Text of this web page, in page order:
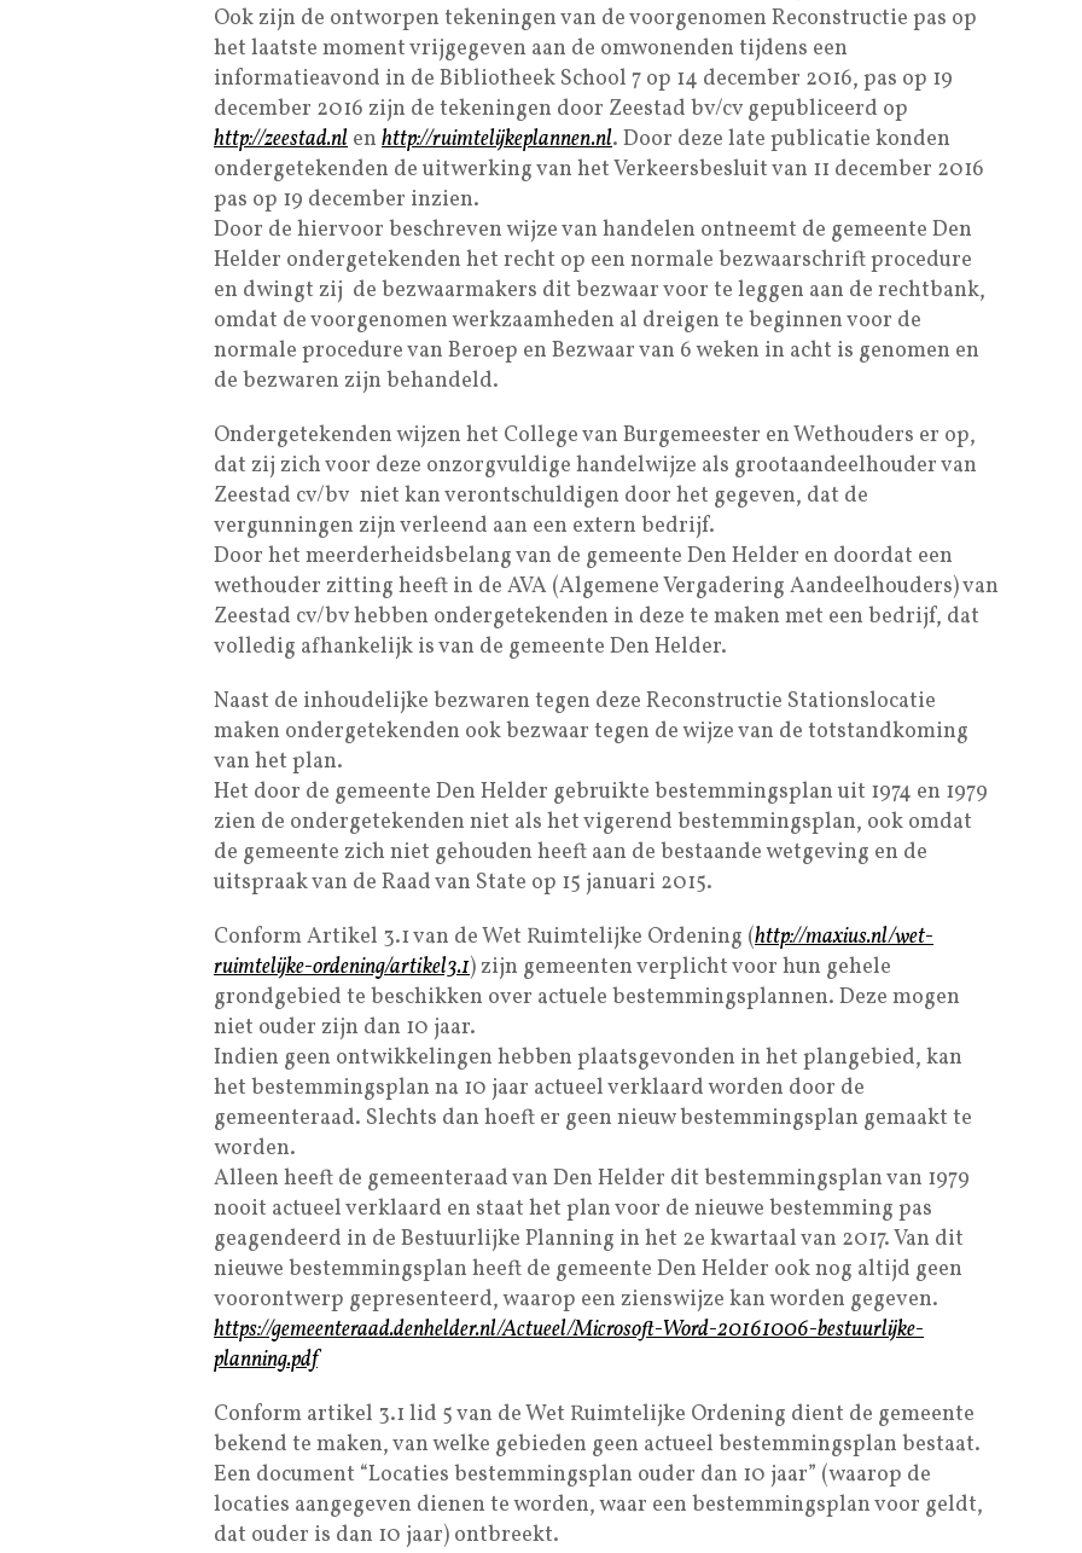
Ook zijn de ontworpen tekeningen van de voorgenomen Reconstructie pas op
het laatste moment vrijgegeven aan de omwonenden tijdens een
informatieavond in de Bibliotheek School 7 op 14 december 2016, pas op 19
december 2016 zijn de tekeningen door Zeestad bv/cv gepubliceerd op
http://zeestad.nl en http://ruimtelijkeplannen.nl. Door deze late publicatie konden
ondergetekenden de uitwerking van het Verkeersbesluit van 11 december 2016
pas op 19 december inzien.
Door de hiervoor beschreven wijze van handelen ontneemt de gemeente Den
Helder ondergetekenden het recht op een normale bezwaarschrift procedure
en dwingt zij de bezwaarmakers dit bezwaar voor te leggen aan de rechtbank,
omdat de voorgenomen werkzaamheden al dreigen te beginnen voor de
normale procedure van Beroep en Bezwaar van 6 weken in acht is genomen en
de bezwaren zijn behandeld.
Ondergetekenden wijzen het College van Burgemeester en Wethouders er op,
dat zij zich voor deze onzorgvuldige handelwijze als grootaandeelhouder van
Zeestad cv/bv niet kan verontschuldigen door het gegeven, dat de
vergunningen zijn verleend aan een extern bedrijf.
Door het meerderheidsbelang van de gemeente Den Helder en doordat een
wethouder zitting heeft in de AVA (Algemene Vergadering Aandeelhouders) van
Zeestad cv/bv hebben ondergetekenden in deze te maken met een bedrijf, dat
volledig afhankelijk is van de gemeente Den Helder.
Naast de inhoudelijke bezwaren tegen deze Reconstructie Stationslocatie
maken ondergetekenden ook bezwaar tegen de wijze van de totstandkoming
van het plan.
Het door de gemeente Den Helder gebruikte bestemmingsplan uit 1974 en 1979
zien de ondergetekenden niet als het vigerend bestemmingsplan, ook omdat
de gemeente zich niet gehouden heeft aan de bestaande wetgeving en de
uitspraak van de Raad van State op 15 januari 2015.
Conform Artikel 3.1 van de Wet Ruimtelijke Ordening (http://maxius.nl/wet-
ruimtelijke-ordening/artikel3.1) zijn gemeenten verplicht voor hun gehele
grondgebied te beschikken over actuele bestemmingsplannen. Deze mogen
niet ouder zijn dan 10 jaar.
Indien geen ontwikkelingen hebben plaatsgevonden in het plangebied, kan
het bestemmingsplan na 10 jaar actueel verklaard worden door de
gemeenteraad. Slechts dan hoeft er geen nieuw bestemmingsplan gemaakt te
worden.
Alleen heeft de gemeenteraad van Den Helder dit bestemmingsplan van 1979
nooit actueel verklaard en staat het plan voor de nieuwe bestemming pas
geagendeerd in de Bestuurlijke Planning in het 2e kwartaal van 2017. Van dit
nieuwe bestemmingsplan heeft de gemeente Den Helder ook nog altijd geen
voorontwerp gepresenteerd, waarop een zienswijze kan worden gegeven.
https://gemeenteraad.denhelder.nl/Actueel/Microsoft-Word-20161006-bestuurlijke-
planning.pdf
Conform artikel 3.1 lid 5 van de Wet Ruimtelijke Ordening dient de gemeente
bekend te maken, van welke gebieden geen actueel bestemmingsplan bestaat.
Een document “Locaties bestemmingsplan ouder dan 10 jaar” (waarop de
locaties aangegeven dienen te worden, waar een bestemmingsplan voor geldt,
dat ouder is dan 10 jaar) ontbreekt.